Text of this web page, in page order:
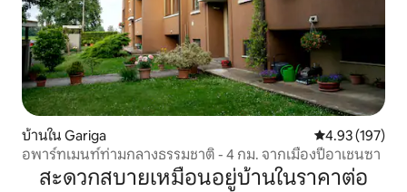
บ้านใน Gariga คะแนนเฉลี่ย
4.93 (197)
อพาร์ทเมนท์ท่ามกลางธรรมชาติ - 4 กม. จากเมืองปีอาเชนซา
สะดวกสบายเหมือนอยู่บ้านในราคาต่อ